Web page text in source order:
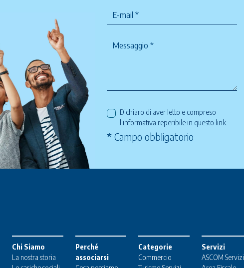
Dichiaro di aver letto e compreso
l'informativa reperibile in questo link
* Campo obbligatorio
Chi Siamo
La nostra storia
Perché
associarsi
Categorie
Commercio
Servizi
ASCOM Servizi